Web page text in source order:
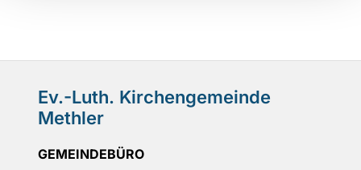
Ev.-Luth. Kirchengemeinde
Methler
GEMEINDEBÜRO